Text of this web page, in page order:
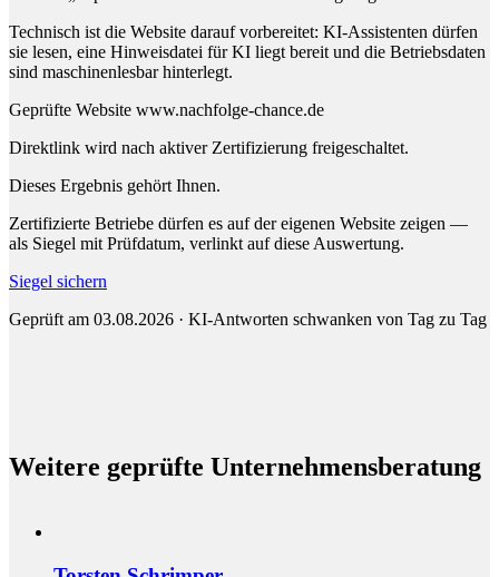
Technisch ist die Website darauf vorbereitet: KI-Assistenten dürfen
sie lesen, eine Hinweisdatei für KI liegt bereit und die Betriebsdaten
sind maschinenlesbar hinterlegt.
Geprüfte Website www.nachfolge-chance.de
Direktlink wird nach aktiver Zertifizierung freigeschaltet.
Dieses Ergebnis gehört Ihnen.
Zertifizierte Betriebe dürfen es auf der eigenen Website zeigen —
als Siegel mit Prüfdatum, verlinkt auf diese Auswertung.
Siegel sichern
Geprüft am 03.08.2026 · KI-Antworten schwanken von Tag zu Tag
Weitere geprüfte Unternehmensberatung